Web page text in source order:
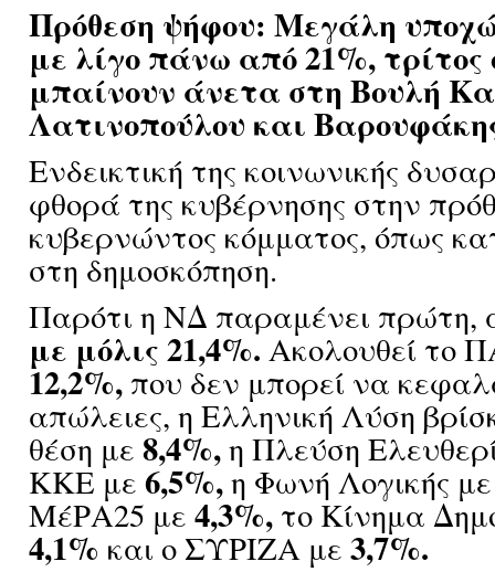
Πρόθεση ψήφου: Μεγάλη
με λίγο πάνω από 21%, τρίτος
μπαίνουν άνετα στη Βουλή
Λατινοπούλου και
Ενδεικτική της κοινωνικής
φθορά της κυβέρνησης στην
κυβερνώντος κόμματος, όπως
στη δημοσκόπηση.
Παρότι η ΝΔ παραμένει πρώτη,
με μόλις 21,4%. Ακολουθεί το
12,2%, που δεν μπορεί να
απώλειες, η Ελληνική Λύση
θέση με 8,4%,η Πλεύση
ΚΚΕ με 6,5%,η Φωνή Λογικής
ΜέΡΑ25 με 4,3%, το Κίνημα
4,1% και ο ΣΥΡΙΖΑ με 3,7%.